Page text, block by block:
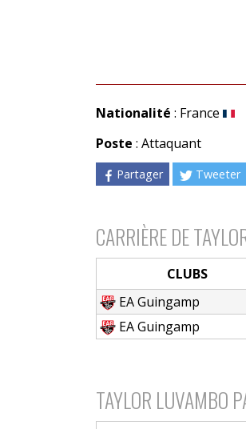
Nationalité : France
Poste : Attaquant
Partager Tweeter
CARRIÈRE DE
CLUBS
EA Guingamp
EA Guingamp
TAYLOR LUVAMBO